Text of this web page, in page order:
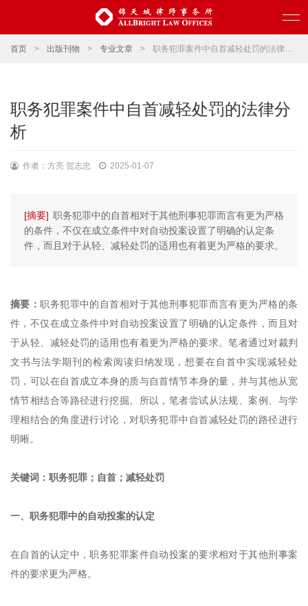
首页 > 出版刊物 > 专业文章 > 职务犯罪案件中自首减轻处罚的法律分析
职务犯罪案件中自首减轻处罚的法律分
析
作者：方亮 贺志忠 2025-01-07
[摘要] 职务犯罪中的自首相对于其他刑事犯罪而言有更为严格
的条件，不仅在成立条件中对自动投案设置了明确的认定条
件，而且对于从轻、减轻处罚的适用也有着更为严格的要求。
摘要：职务犯罪中的自首相对于其他刑事犯罪而言有更为严格的条
件，不仅在成立条件中对自动投案设置了明确的认定条件，而且对
于从轻、减轻处罚的适用也有着更为严格的要求。笔者通过对裁判
文书与法学期刊的检索阅读归纳发现，想要在自首中实现减轻处
罚，可以在自首成立本身的质与自首情节本身的量，并与其他从宽
情节相结合等路径进行挖掘。所以，笔者尝试从法规、案例、与学
理相结合的角度进行讨论，对职务犯罪中自首减轻处罚的路径进行
明晰。
关键词：职务犯罪；自首；减轻处罚
一、职务犯罪中的自动投案的认定
在自首的认定中，职务犯罪案件自动投案的要求相对于其他刑事案
件的要求更为严格。